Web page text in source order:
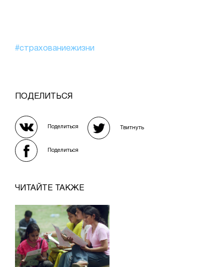
#страхованиежизни
ПОДЕЛИТЬСЯ
Поделиться Твитнуть
Поделиться
ЧИТАЙТЕ ТАКЖЕ